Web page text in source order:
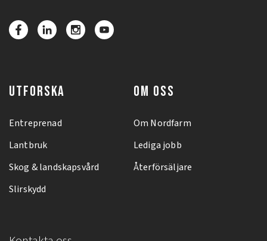
UTFORSKA
Entreprenad
Lantbruk
Skog & landskapsvård
Slirskydd
OM OSS
Om Nordfarm
Lediga jobb
Återförsäljare